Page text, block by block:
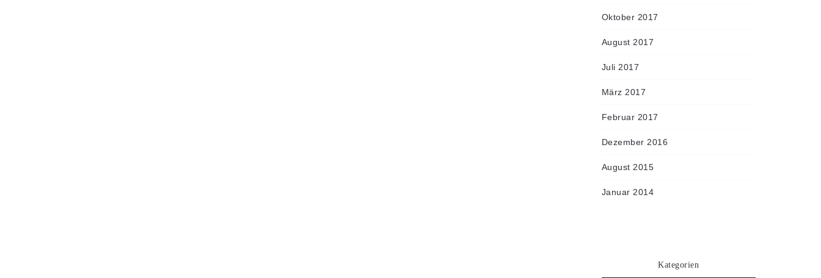
Oktober 2017
August 2017
Juli 2017
März 2017
Februar 2017
Dezember 2016
August 2015
Januar 2014
Kategorien